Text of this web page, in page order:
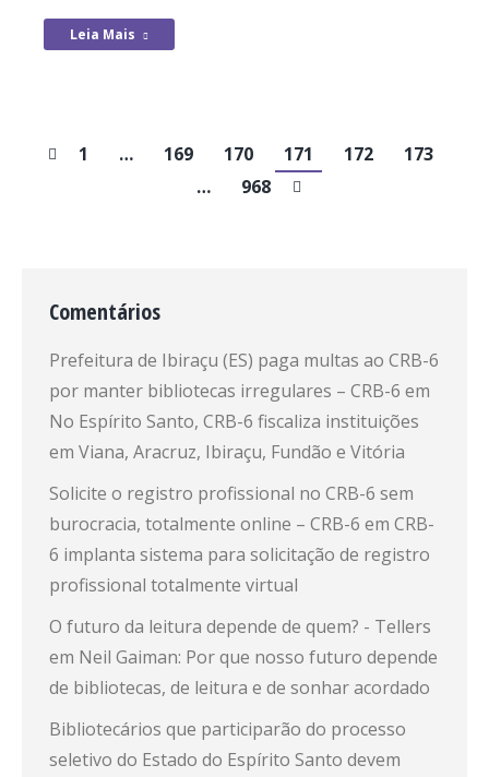
Leia Mais
1 … 169 170 171 172
173
…
968
Comentários
Prefeitura de Ibiraçu (ES) paga multas ao CRB-6
por manter bibliotecas irregulares – CRB-6 em
No Espírito Santo, CRB-6 fiscaliza instituições
em Viana, Aracruz, Ibiraçu, Fundão e Vitória
Solicite o registro profissional no CRB-6 sem
burocracia, totalmente online – CRB-6 em CRB-
6 implanta sistema para solicitação de registro
profissional totalmente virtual
O futuro da leitura depende de quem? - Tellers
em Neil Gaiman: Por que nosso futuro depende
de bibliotecas, de leitura e de sonhar acordado
Bibliotecários que participarão do processo
seletivo do Estado do Espírito Santo devem